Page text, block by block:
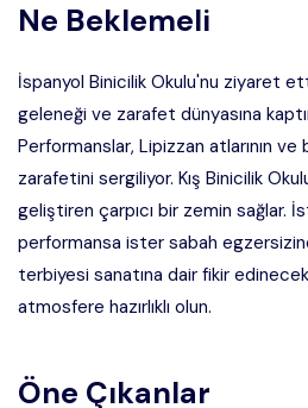
Ne Beklemeli
İspanyol Binicilik Okulu'nu ziyaret
geleneği ve zarafet dünyasına
Performanslar, Lipizzan atlarının
zarafetini sergiliyor. Kış Binicilik
geliştiren çarpıcı bir zemin sağlar.
performansa ister sabah
terbiyesi sanatına dair fikir
atmosfere hazırlıklı olun.
Öne Çıkanlar